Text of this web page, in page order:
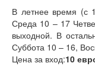
В летнее время (с
Среда 10 – 17
выходной. В
Суббота 10 – 16,
Цена за вход:10